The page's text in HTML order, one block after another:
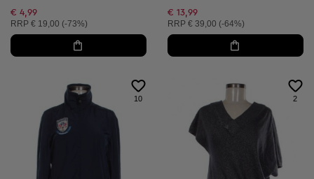
€ 4,99
Unverbindliche Preisempfehlung:
RRP € 19,00 (-73%)
€ 13,99
Unverbindliche Preisempfehlung:
RRP € 39,00 (-64%)
10 2